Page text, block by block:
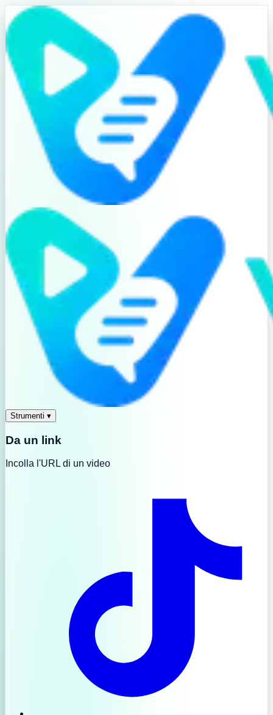
Strumenti ▾
Da un link
Incolla l'URL di un video